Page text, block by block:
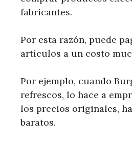
fabricantes.
Por esta razón, puede
artículos a un costo
Por ejemplo, cuando
refrescos, lo hace a
los precios originales,
baratos.